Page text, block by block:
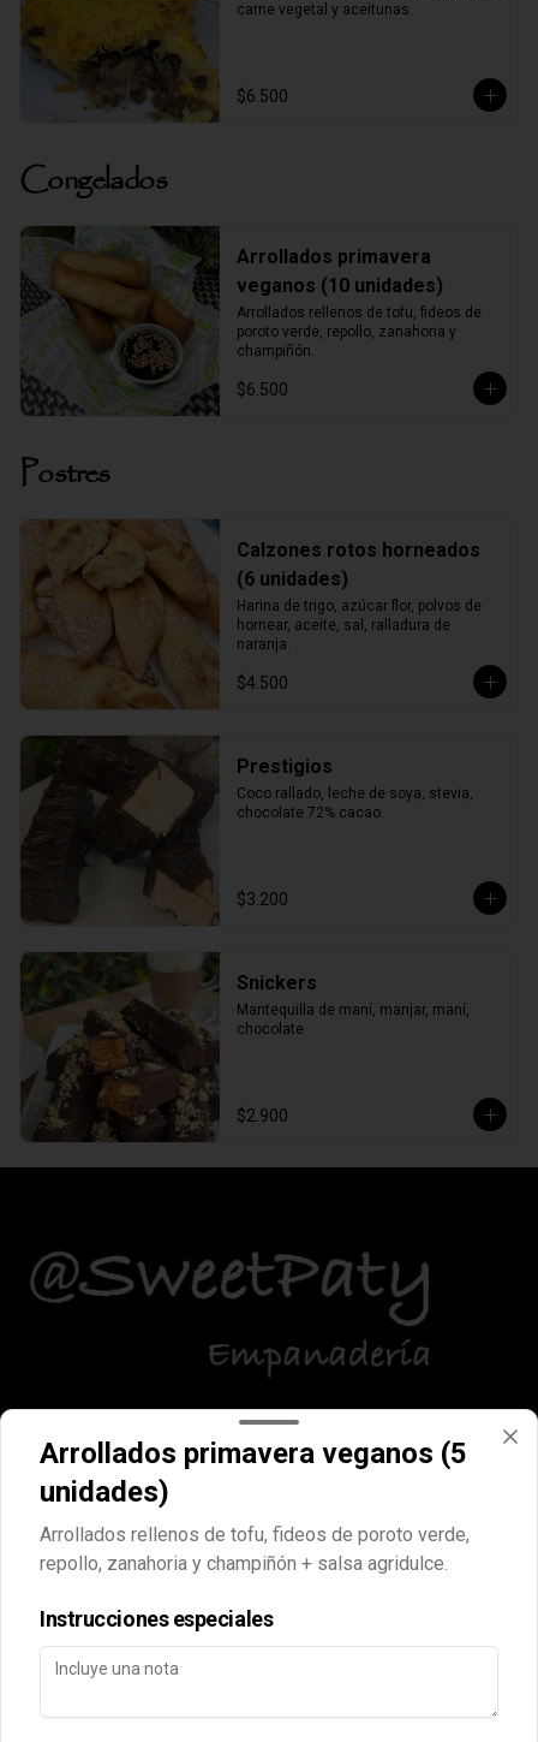
carne vegetal y aceitunas.
$6.500
Congelados
Arrollados primavera
veganos (10 unidades)
Arrollados rellenos de tofu, fideos de
poroto verde, repollo, zanahoria y
champiñón.
$6.500
Postres
Calzones rotos horneados
(6 unidades)
Harina de trigo, azúcar flor, polvos de
hornear, aceite, sal, ralladura de
naranja.
$4.500
Prestigios
Coco rallado, leche de soya, stevia,
chocolate 72% cacao.
$3.200
Snickers
Mantequilla de maní, manjar, maní,
chocolate
$2.900
Locales
Mi cuenta
Iniciar sesión
Arrollados primavera veganos (5
unidades)
Arrollados rellenos de tofu, fideos de poroto verde,
repollo, zanahoria y champiñón + salsa agridulce.
Instrucciones especiales